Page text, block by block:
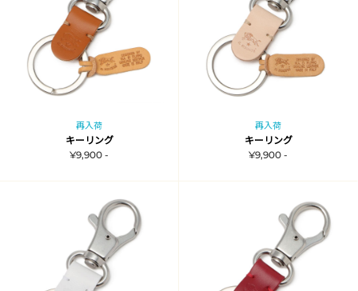
再入荷
キーリング
¥9,900 -
再入荷
キーリング
¥9,900 -